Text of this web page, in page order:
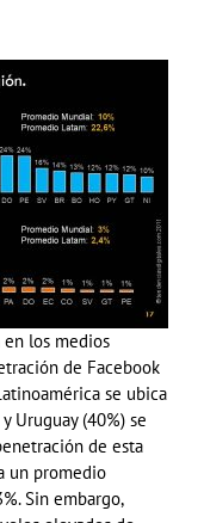
los medios
de Facebook
se ubica
Uruguay (40%) se
de esta
un promedio
Sin embargo,